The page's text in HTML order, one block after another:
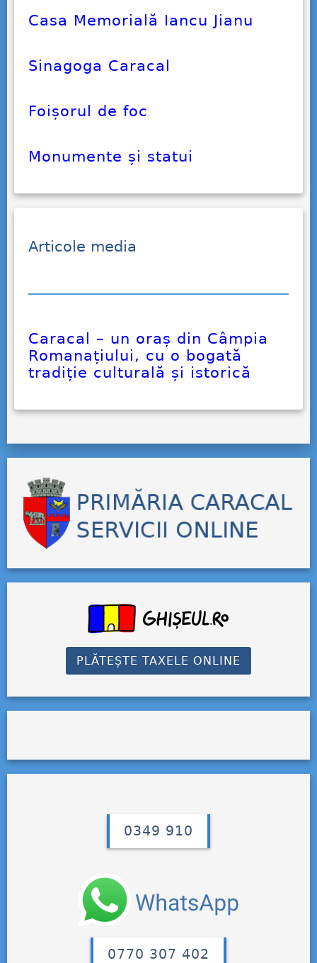
Casa Memorială Iancu Jianu
Sinagoga Caracal
Foișorul de foc
Monumente și statui
Articole media
Caracal – un oraș din Câmpia
Romanațiului, cu o bogată
tradiție culturală și istorică
PLĂTEȘTE TAXELE ONLINE
0349 910
0770 307 402